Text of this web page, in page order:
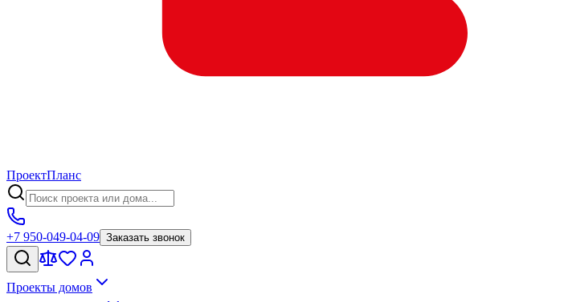
ПроектПланс
+7 950-049-04-09 Заказать звонок
Проекты домов